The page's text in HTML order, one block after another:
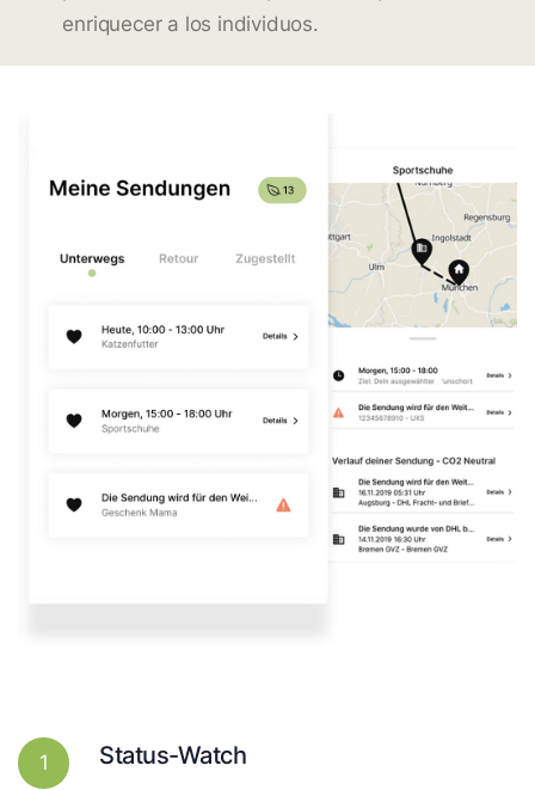
enriquecer a los individuos.
1 Status-Watch